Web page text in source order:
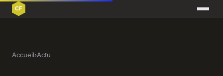
Accueil›Actu